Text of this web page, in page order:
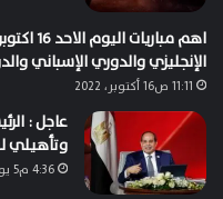
اهم
الإنجليزي والدوري الإسباني
11:11 ص16 أكتوبر، 2022
عاجل :
وتأهيلي
4:36 م5 يونيو، 2023